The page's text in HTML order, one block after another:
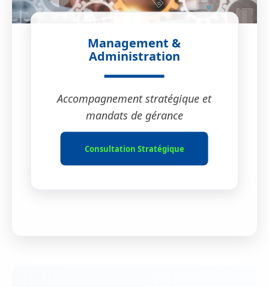
Management &
Administration
Accompagnement stratégique et
mandats de gérance
Consultation Stratégique